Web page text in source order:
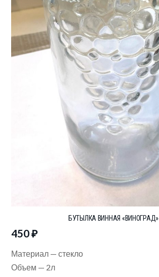
БУТЫЛКА ВИННАЯ «ВИНОГРАД»
450₽
Материал — стекло
Объем — 2л